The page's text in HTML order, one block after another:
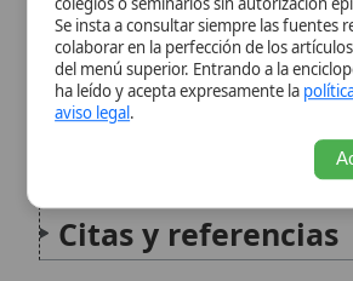
Citas y referencias
Modificado el 19 de septiembre de 2025 •
este artículo•Paq. Scorm (LMS)•Sugerir mejora•
artículo•Imprimir artículo
El diálogo entre católicos y evangélicos
esfuerzo ecuménico clave en el siglo XX y
superar divisiones históricas derivadas